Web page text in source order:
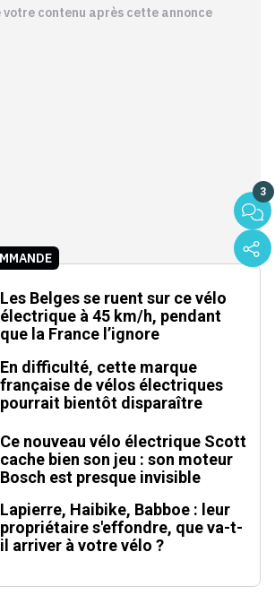
votre contenu après cette annonce
3
Les Belges se ruent sur ce vélo
électrique à 45 km/h, pendant
que la France l’ignore
En difficulté, cette marque
française de vélos électriques
pourrait bientôt disparaître
Ce nouveau vélo électrique Scott
cache bien son jeu : son moteur
Bosch est presque invisible
Lapierre, Haibike, Babboe : leur
propriétaire s'effondre, que va-t-
il arriver à votre vélo ?